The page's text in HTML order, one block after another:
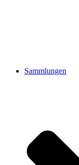
Sammlungen